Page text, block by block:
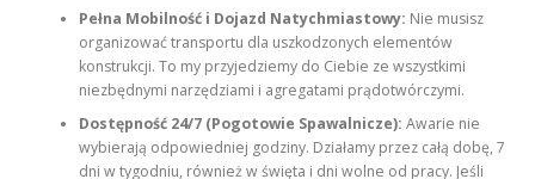
Pełna Mobilność i Dojazd Natychmiastowy: Nie musisz
organizować transportu dla uszkodzonych elementów
konstrukcji. To my przyjedziemy do Ciebie ze wszystkimi
niezbędnymi narzędziami i agregatami prądotwórczymi.
Dostępność 24/7 (Pogotowie Spawalnicze): Awarie nie
wybierają odpowiedniej godziny. Działamy przez całą dobę, 7
dni w tygodniu, również w święta i dni wolne od pracy. Jeśli